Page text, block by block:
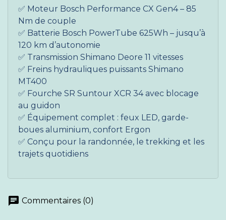
✅ Moteur Bosch Performance CX Gen4 – 85
Nm de couple
✅ Batterie Bosch PowerTube 625Wh – jusqu’à
120 km d’autonomie
✅ Transmission Shimano Deore 11 vitesses
✅ Freins hydrauliques puissants Shimano
MT400
✅ Fourche SR Suntour XCR 34 avec blocage
au guidon
✅ Équipement complet : feux LED, garde-
boues aluminium, confort Ergon
✅ Conçu pour la randonnée, le trekking et les
trajets quotidiens
chat Commentaires (0)